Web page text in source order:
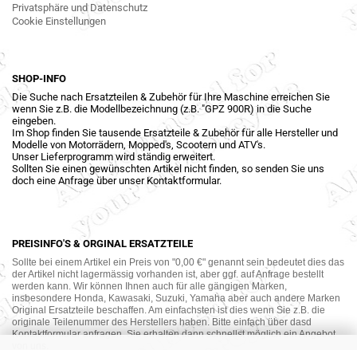
Privatsphäre und Datenschutz
Cookie Einstellungen
SHOP-INFO
Die Suche nach Ersatzteilen & Zubehör für Ihre Maschine erreichen Sie
wenn Sie z.B. die Modellbezeichnung (z.B. "GPZ 900R) in die Suche
eingeben.
Im Shop finden Sie tausende Ersatzteile & Zubehör für alle Hersteller und
Modelle von Motorrädern, Mopped's, Scootern und ATV's.
Unser Lieferprogramm wird ständig erweitert.
Sollten Sie einen gewünschten Artikel nicht finden, so senden Sie uns
doch eine Anfrage über unser Kontaktformular.
PREISINFO'S & ORGINAL ERSATZTEILE
Sollte bei einem Artikel ein Preis von "0,00 €" genannt sein bedeutet dies das
der Artikel nicht lagermässig vorhanden ist, aber ggf. auf Anfrage bestellt
werden kann. Wir können Ihnen auch für alle gängigen Marken,
insbesondere Honda, Kawasaki, Suzuki, Yamaha aber auch andere Marken
Original Ersatzteile beschaffen. Am einfachsten ist dies wenn Sie z.B. die
originale Teilenummer des Herstellers haben. Bitte einfach über dasd
Kontaktformular anfragen. Sie erhalten dann schnellst möglich ein Angebot